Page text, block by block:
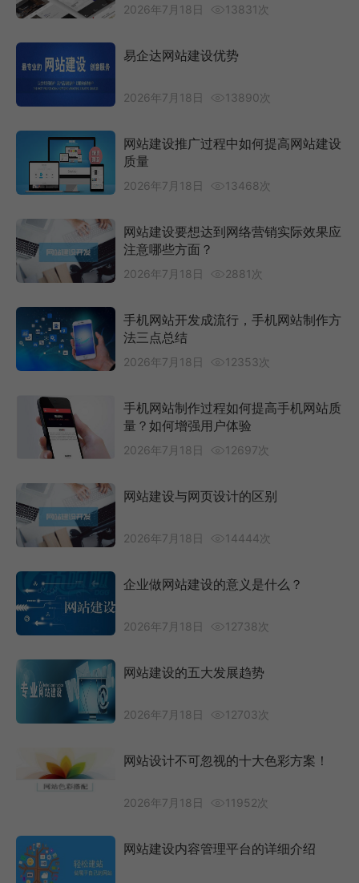
2026年7月18日 13831次
易企达网站建设优势
2026年7月18日 13890次
网站建设推广过程中如何提高网站建设
质量
2026年7月18日 13468次
网站建设要想达到网络营销实际效果应
注意哪些方面？
2026年7月18日 2881次
手机网站开发成流行，手机网站制作方
法三点总结
2026年7月18日 12353次
手机网站制作过程如何提高手机网站质
量？如何增强用户体验
2026年7月18日 12697次
网站建设与网页设计的区别
2026年7月18日 14444次
企业做网站建设的意义是什么？
2026年7月18日 12738次
网站建设的五大发展趋势
2026年7月18日 12703次
网站设计不可忽视的十大色彩方案！
2026年7月18日 11952次
网站建设内容管理平台的详细介绍